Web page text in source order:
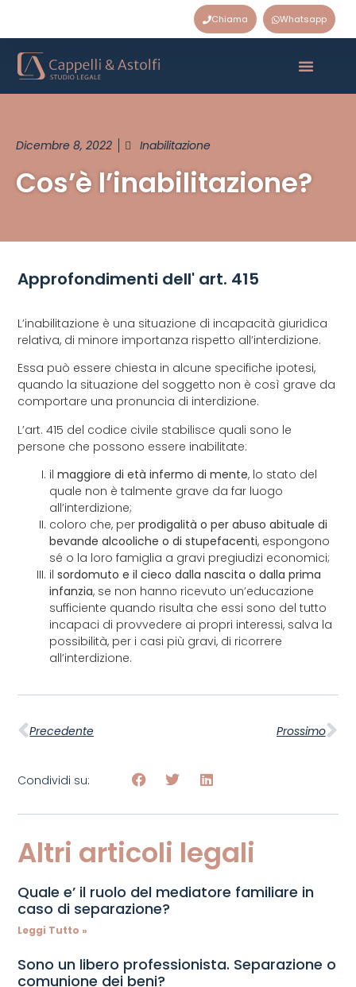
Chiama Whatsapp
Dicembre 8, 2022 Inabilitazione
Cos’è l’inabilitazione?
Approfondimenti dell' art. 415
L’inabilitazione è una situazione di incapacità giuridica
relativa, di minore importanza rispetto all’interdizione.
Essa può essere chiesta in alcune specifiche ipotesi,
quando la situazione del soggetto non è così grave da
comportare una pronuncia di interdizione.
L’art. 415 del codice civile stabilisce quali sono le
persone che possono essere inabilitate:
ilmaggiore di età infermo di mente, lo stato del
quale non è talmente grave da far luogo
all’interdizione;
coloro che, perprodigalità o per abuso abituale di
bevande alcooliche o di stupefacenti, espongono
sé o la loro famiglia a gravi pregiudizi economici;
ilsordomuto e il cieco dalla nascita o dalla prima
infanzia, se non hanno ricevuto un’educazione
sufficiente quando risulta che essi sono del tutto
incapaci di provvedere ai propri interessi, salva la
possibilità, per i casi più gravi, di ricorrere
all’interdizione.
Precedente Prossimo
Condividi su:
Altri articoli legali
Quale e’ il ruolo del mediatore familiare in
caso di separazione?
Leggi Tutto »
Sono un libero professionista. Separazione o
comunione dei beni?